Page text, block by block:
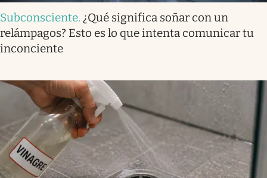
Subconsciente. ¿Qué significa soñar con un
relámpagos? Esto es lo que intenta comunicar tu
inconciente